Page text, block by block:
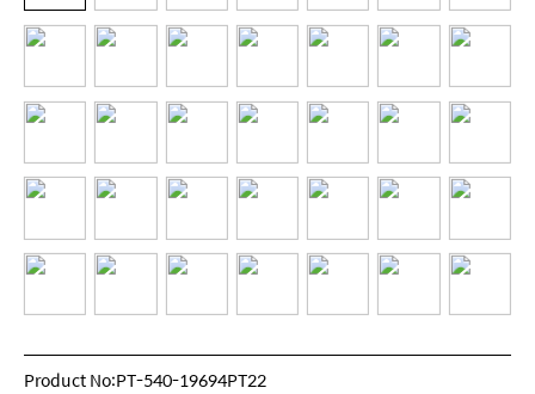
Product No:PT-540-19694PT22